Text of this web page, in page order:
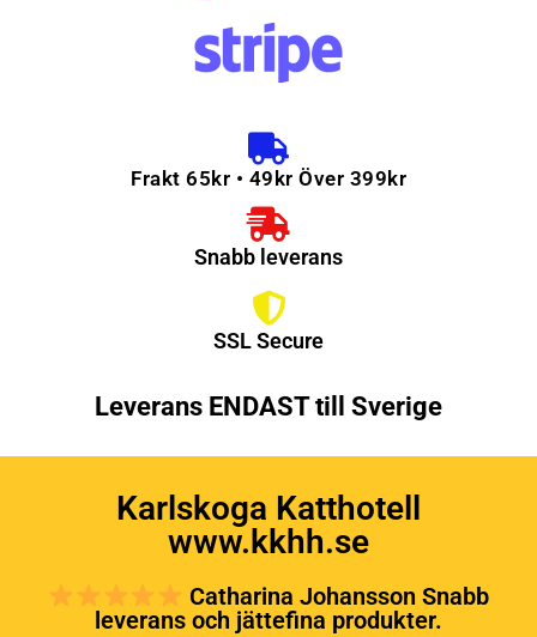
Frakt 65kr • 49kr Över 399kr
Snabb leverans
SSL Secure
Leverans ENDAST till Sverige
Karlskoga Katthotell
www.kkhh.se
Catharina Johansson Snabb
leverans och jättefina produkter.